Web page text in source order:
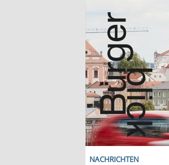
NACHRICHTEN